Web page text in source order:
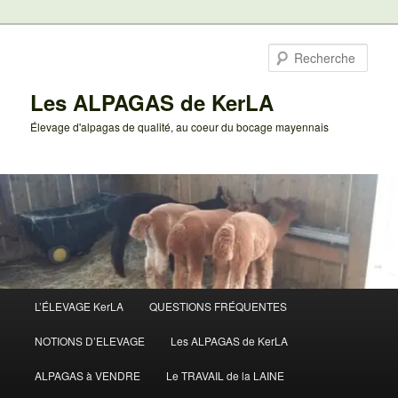
Les ALPAGAS de KerLA
Élevage d'alpagas de qualité, au coeur du bocage mayennais
principal
L’ÉLEVAGE KerLA QUESTIONS FRÉQUENTES
NOTIONS D’ELEVAGE Les ALPAGAS de KerLA
ALPAGAS à VENDRE Le TRAVAIL de la LAINE